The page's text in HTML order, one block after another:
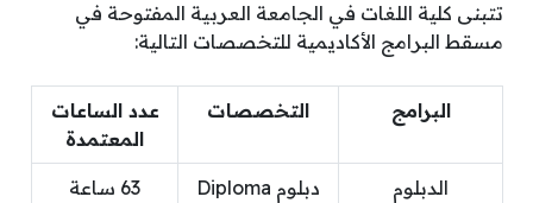
تتبنى كلية اللغات في الجامعة العربية المفتوحة في
مسقط البرامج الأكاديمية للتخصصات التالية:
البرامج التخصصات
عدد الساعات
المعتمدة
الدبلوم
دبلوم Diploma
63 ساعة